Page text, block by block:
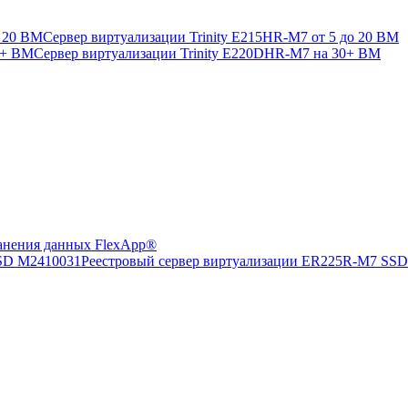
Сервер виртуализации Trinity E215HR-M7 от 5 до 20 ВМ
Сервер виртуализации Trinity E220DHR-M7 на 30+ ВМ
данных FlexApp®
Реестровый сервер виртуализации ER225R-M7